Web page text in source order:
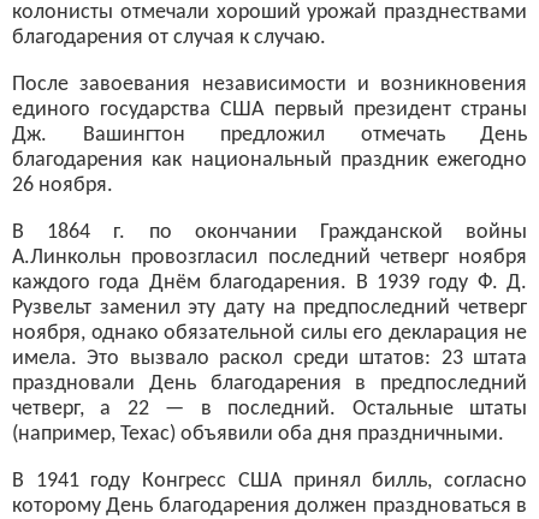
колонисты отмечали хороший урожай празднествами
благодарения от случая к случаю.
После завоевания независимости и возникновения
единого государства США первый президент страны
Дж. Вашингтон предложил отмечать День
благодарения как национальный праздник ежегодно
26 ноября.
В 1864 г. по окончании Гражданской войны
А.Линкольн провозгласил последний четверг ноября
каждого года Днём благодарения. В 1939 году Ф. Д.
Рузвельт заменил эту дату на предпоследний четверг
ноября, однако обязательной силы его декларация не
имела. Это вызвало раскол среди штатов: 23 штата
праздновали День благодарения в предпоследний
четверг, а 22 — в последний. Остальные штаты
(например, Техас) объявили оба дня праздничными.
В 1941 году Конгресс США принял билль, согласно
которому День благодарения должен праздноваться в